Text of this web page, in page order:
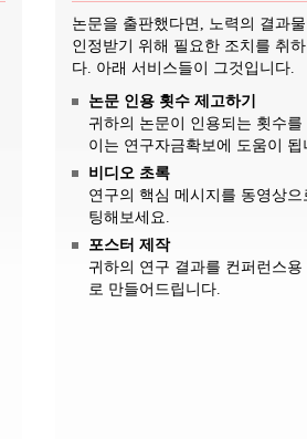
논문을 출판했다면, 노력의 결과
인정받기 위해 필요한 조치를 취
다. 아래 서비스들이 그것입니다.
논문 인용 횟수 제고하기
귀하의 논문이 인용되는 횟수
이는 연구자금확보에 도움이 됩
비디오 초록
연구의 핵심 메시지를 동영상으
팅해보세요.
포스터 제작
귀하의 연구 결과를 컨퍼런스용
로 만들어드립니다.